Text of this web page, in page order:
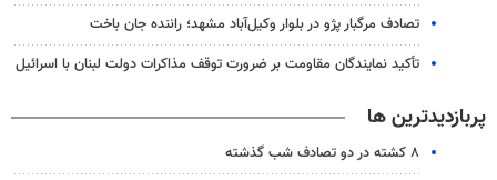
تصادف مرگبار پژو در بلوار وکیل‌آباد مشهد؛ راننده جان باخت
تأکید نمایندگان مقاومت بر ضرورت توقف مذاکرات دولت لبنان با اسرائیل
پربازدیدترین ها
۸ کشته در دو تصادف شب گذشته